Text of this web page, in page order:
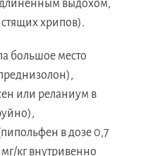
выдохом,
хрипов).
большое место
или реланиум в
в дозе 0,7
кг внутривенно